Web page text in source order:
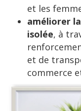
et les
améliorer
isolée, à
et de
commerce
Image